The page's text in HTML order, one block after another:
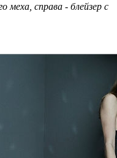
меха, справа - блейзер с